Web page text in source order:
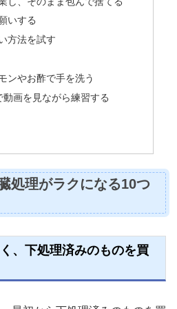
いする
方法を試す
ンやお酢で手を洗う
画を見ながら練習する
処理がラクになる10つ
、下処理済みのものを買